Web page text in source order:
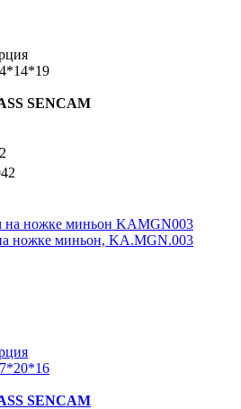
SENCAM
ножке миньон, KA.MGN.003
SENCAM